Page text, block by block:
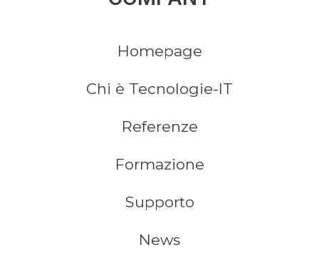
Homepage
Chi è Tecnologie-IT
Referenze
Formazione
Supporto
News